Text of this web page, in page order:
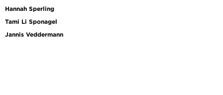
Hannah Sperling
Tami Li Sponagel
Jannis Veddermann